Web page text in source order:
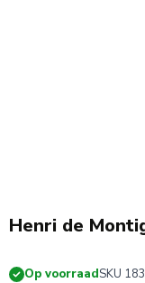
Henri de
Op voorraadSKU